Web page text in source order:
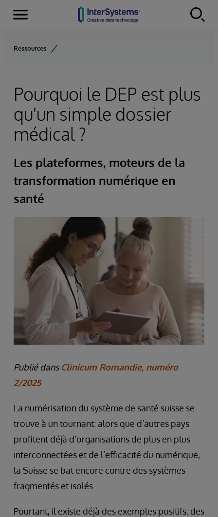
Skip to content
Menu
Ressources
Pourquoi le DEP est plus
qu'un simple dossier
médical ?
Les plateformes, moteurs de la
transformation numérique en
santé
Publié dans Clinicum Romandie, numéro
2/2025
La numérisation du système de santé suisse se
trouve à un tournant: alors que d’autres pays
profitent déjà d’organisations de plus en plus
interconnectées et de l’efficacité du numérique,
la Suisse se bat encore contre des systèmes
fragmentés et isolés.
Pourtant, il existe déjà des exemples positifs: des